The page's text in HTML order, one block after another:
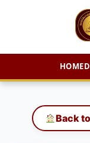
HOME
content
Back